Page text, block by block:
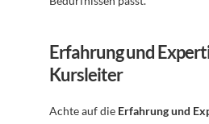
Erfahrung und
Kursleiter
Achte auf die Erfahrung und